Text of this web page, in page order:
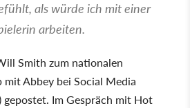
als würde ich mit einer
arbeiten.
Smith zum nationalen
Abbey bei Social Media
gepostet. Im Gespräch mit Hot